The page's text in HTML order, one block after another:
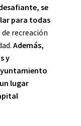
se
para todas
recreación
Además,
y
lugar